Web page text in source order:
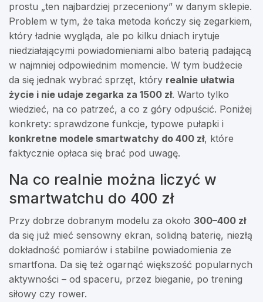
prostu „ten najbardziej przeceniony” w danym sklepie.
Problem w tym, że taka metoda kończy się zegarkiem,
który ładnie wygląda, ale po kilku dniach irytuje
niedziałającymi powiadomieniami albo baterią padającą
w najmniej odpowiednim momencie. W tym budżecie
da się jednak wybrać sprzęt, który realnie ułatwia
życie i nie udaje zegarka za 1500 zł. Warto tylko
wiedzieć, na co patrzeć, a co z góry odpuścić. Poniżej
konkrety: sprawdzone funkcje, typowe pułapki i
konkretne modele smartwatchy do 400 zł, które
faktycznie opłaca się brać pod uwagę.
Na co realnie można liczyć w
smartwatchu do 400 zł
Przy dobrze dobranym modelu za około 300–400 zł
da się już mieć sensowny ekran, solidną baterię, niezłą
dokładność pomiarów i stabilne powiadomienia ze
smartfona. Da się też ogarnąć większość popularnych
aktywności – od spaceru, przez bieganie, po trening
siłowy czy rower.